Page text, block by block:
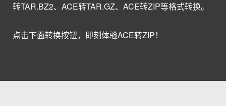
转TAR.BZ2、ACE转TAR.GZ、ACE转ZIP等格式转换。
点击下面转换按钮，即刻体验ACE转ZIP！